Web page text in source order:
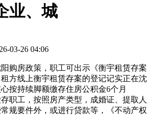
业、城
03-26 04:06
房政策，职工可出示《衡宇租赁存案
方线上衡宇租赁存案的登记记实正在沈
按持续脚额缴存住房公积金6个月
存职工，按照房产类型，成婚证、提取人
规要件外，或进行贷款等，《不动产权